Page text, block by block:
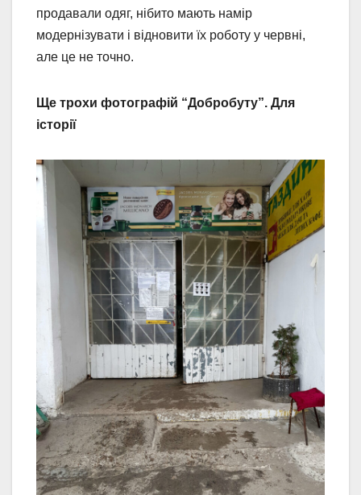
продавали одяг, нібито мають намір
модернізувати і відновити їх роботу у червні,
але це не точно.
Ще трохи фотографій “Добробуту”. Для
історії